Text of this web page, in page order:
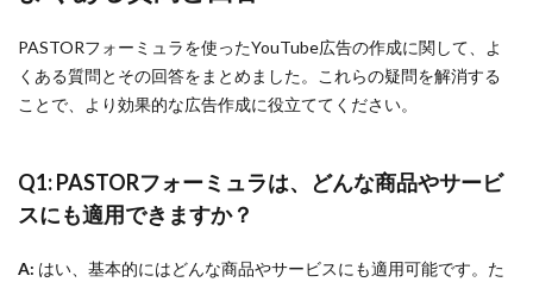
PASTORフォーミュラを使ったYouTube広告の作成に関して、よ
くある質問とその回答をまとめました。これらの疑問を解消する
ことで、より効果的な広告作成に役立ててください。
Q1: PASTORフォーミュラは、どんな商品やサービ
スにも適用できますか？
A: はい、基本的にはどんな商品やサービスにも適用可能です。た